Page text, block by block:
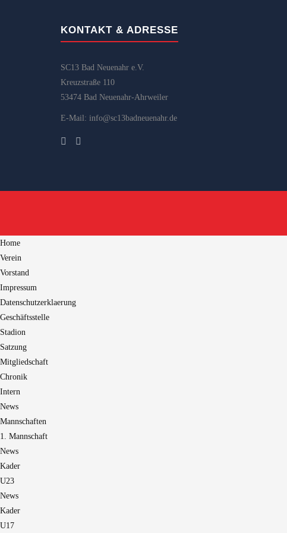
KONTAKT & ADRESSE
SC13 Bad Neuenahr e.V.
Kreuzstraße 110
53474 Bad Neuenahr-Ahrweiler
E-Mail: info@sc13badneuenahr.de
Home
Verein
Vorstand
Impressum
Datenschutzerklaerung
Geschäftsstelle
Stadion
Satzung
Mitgliedschaft
Chronik
Intern
News
Mannschaften
1. Mannschaft
News
Kader
U23
News
Kader
U17